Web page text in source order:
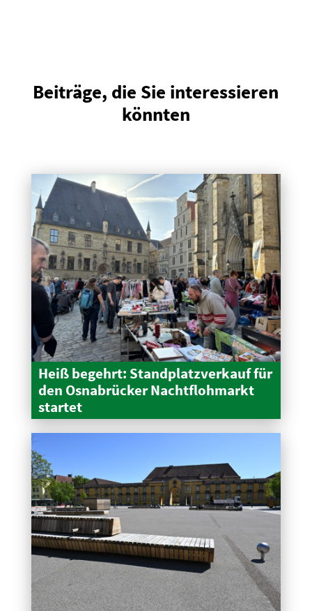
Beiträge, die Sie interessieren
könnten
Heiß begehrt: Stand­platz­verkauf für
den Osnabrücker Nacht­floh­markt
startet